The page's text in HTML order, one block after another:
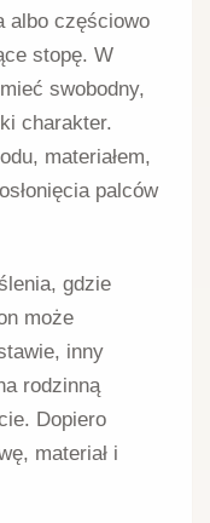
albo częściowo
stopę. W
swobodny,
charakter.
materiałem,
palców
gdzie
może
inny
rodzinną
Dopiero
materiał i